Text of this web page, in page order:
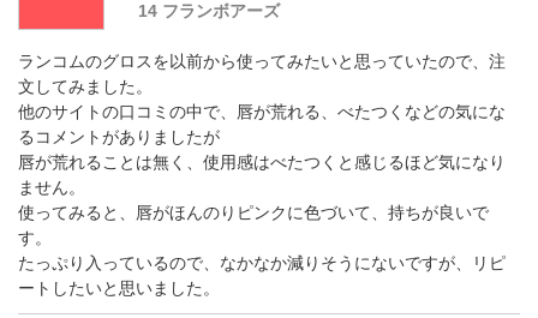
14 フランボアーズ
ランコムのグロスを以前から使ってみたいと思っていたので、注
文してみました。
他のサイトの口コミの中で、唇が荒れる、べたつくなどの気にな
るコメントがありましたが
唇が荒れることは無く、使用感はべたつくと感じるほど気になり
ません。
使ってみると、唇がほんのりピンクに色づいて、持ちが良いで
す。
たっぷり入っているので、なかなか減りそうにないですが、リピ
ートしたいと思いました。